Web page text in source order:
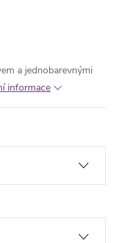
a jednobarevnými
informace